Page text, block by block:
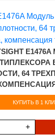
64
КУПИТЬ В 1
+